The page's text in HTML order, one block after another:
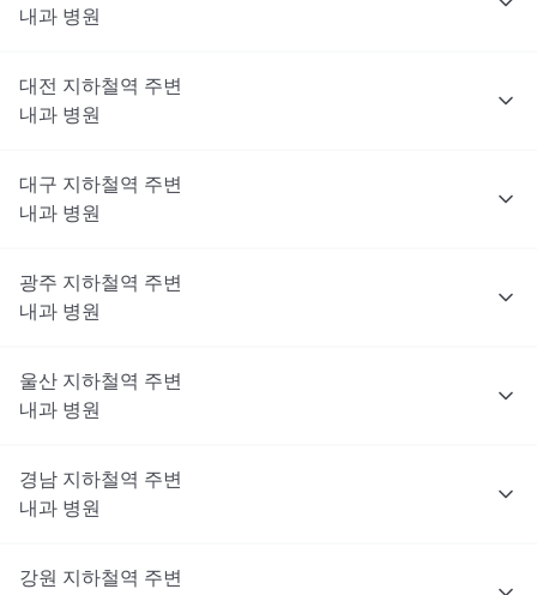
내과 병원
대전 지하철역 주변
내과 병원
대구 지하철역 주변
내과 병원
광주 지하철역 주변
내과 병원
울산 지하철역 주변
내과 병원
경남 지하철역 주변
내과 병원
강원 지하철역 주변